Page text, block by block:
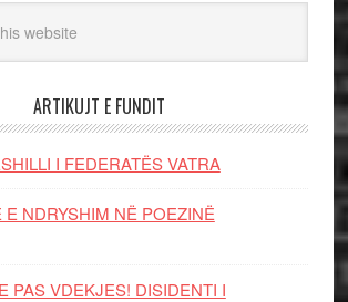
ARTIKUJT E FUNDIT
I FEDERATËS VATRA
E NDRYSHIM NË POEZINË
PAS VDEKJES! DISIDENTI I